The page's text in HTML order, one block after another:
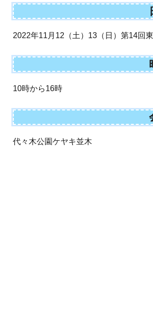
2022年11月12（土）13（日）第14回
10時から16時
代々木公園ケヤキ並木